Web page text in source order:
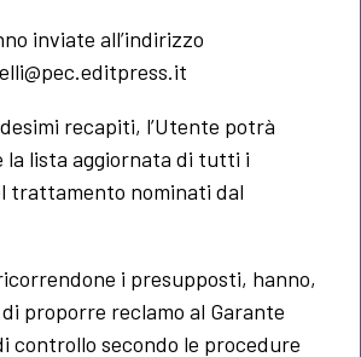
inviate all’indirizzo
recapiti, l’Utente potrà
la lista aggiornata di tutti i
trattamento nominati dal
i presupposti, hanno,
proporre reclamo al Garante
controllo secondo le procedure